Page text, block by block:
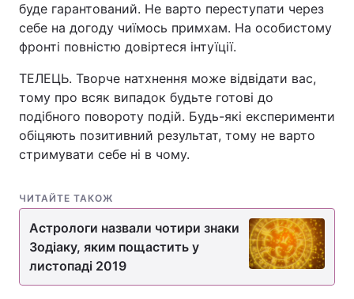
буде гарантований. Не варто переступати через
себе на догоду чиїмось примхам. На особистому
фронті повністю довіртеся інтуїції.
ТЕЛЕЦЬ. Творче натхнення може відвідати вас,
тому про всяк випадок будьте готові до
подібного повороту подій. Будь-які експерименти
обіцяють позитивний результат, тому не варто
стримувати себе ні в чому.
ЧИТАЙТЕ ТАКОЖ
Астрологи назвали чотири знаки
Зодіаку, яким пощастить у
листопаді 2019